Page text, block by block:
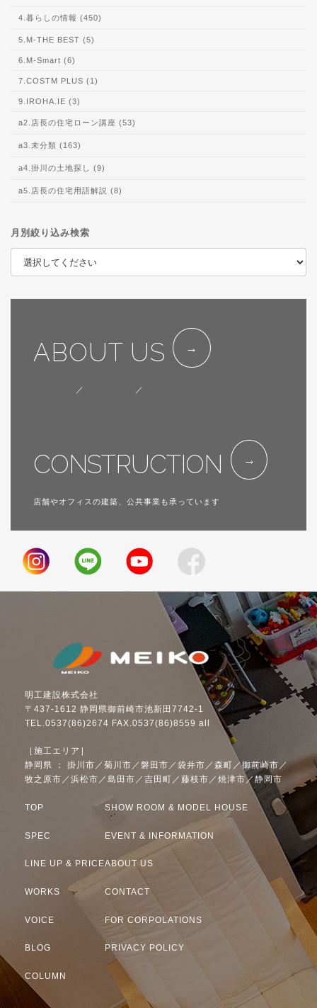
4.暮らしの情報 (450)
5.M-THE BEST (5)
6.M-Smart (6)
7.COSTM PLUS (1)
9.IROHA.IE (3)
a2.店長の住宅ローン講座 (53)
a3.未分類 (163)
a4.掛川の土地探し (9)
a5.店長の住宅用語解説 (8)
月別絞り込み検索
ABOUT US
／ ／
CONSTRUCTION
店舗やオフィスの建築、公共事業も承っています
明工建設株式会社
〒437-1612 静岡県御前崎市池新田7742-1
TEL.0537(86)2674 FAX.0537(86)8559 all
［施工エリア］
静岡県 ： 掛川市／菊川市／磐田市／袋井市／森町／御前崎市／
牧之原市／浜松市／島田市／吉田町／藤枝市／焼津市／静岡市
TOP
SPEC
LINE UP & PRICE
WORKS
VOICE
BLOG
COLUMN
SHOW ROOM & MODEL HOUSE
EVENT & INFORMATION
ABOUT US
CONTACT
FOR CORPOLATIONS
PRIVACY POLICY